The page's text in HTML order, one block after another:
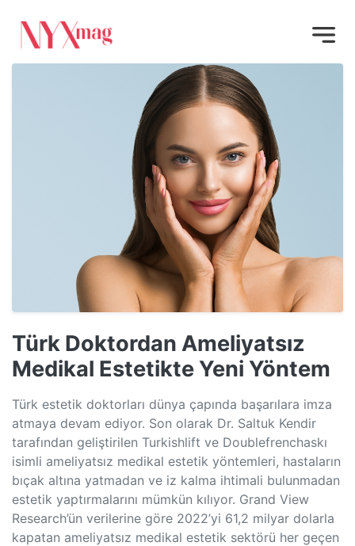
Türk Doktordan Ameliyatsız
Medikal Estetikte Yeni Yöntem
Türk estetik doktorları dünya çapında başarılara imza
atmaya devam ediyor. Son olarak Dr. Saltuk Kendir
tarafından geliştirilen Turkishlift ve Doublefrenchaskı
isimli ameliyatsız medikal estetik yöntemleri, hastaların
bıçak altına yatmadan ve iz kalma ihtimali bulunmadan
estetik yaptırmalarını mümkün kılıyor. Grand View
Research’ün verilerine göre 2022’yi 61,2 milyar dolarla
kapatan ameliyatsız medikal estetik sektörü her geçen